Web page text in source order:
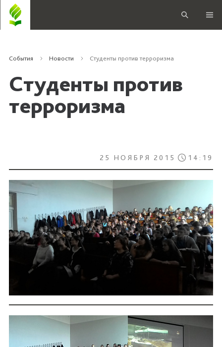
События Новости Студенты против терроризма
Студенты против
терроризма
25 НОЯБРЯ 2015 14:19